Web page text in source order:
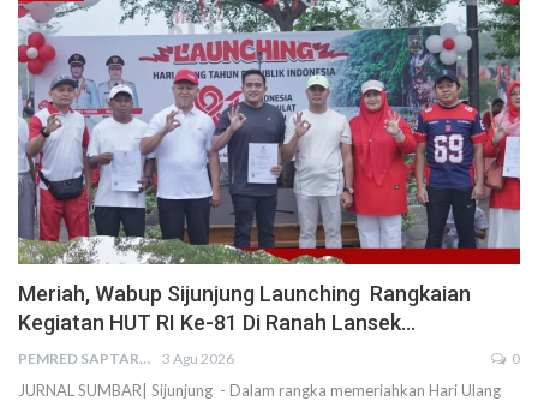
Meriah, Wabup Sijunjung Launching Rangkaian
Kegiatan HUT RI Ke-81 Di Ranah Lansek…
PEMRED SAPTARIUS 3 Agu 2026 0
JURNAL SUMBAR| Sijunjung - Dalam rangka memeriahkan Hari Ulang